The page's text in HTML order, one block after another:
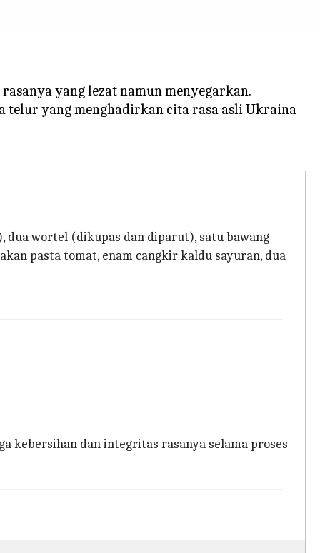
yang lezat namun menyegarkan.
telur yang menghadirkan cita rasa asli Ukraina
wortel (dikupas dan diparut), satu bawang
pasta tomat, enam cangkir kaldu sayuran, dua
kebersihan dan integritas rasanya selama proses